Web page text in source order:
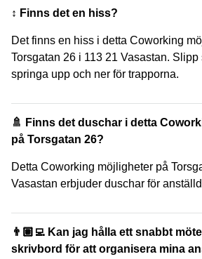
↕️ Finns det en hiss?
Det finns en hiss i detta Coworking
Torsgatan 26 i 113 21 Vasastan. Slipp
springa upp och ner för trapporna.
🚿 Finns det duschar i detta
på Torsgatan 26?
Detta Coworking möjligheter på
Vasastan erbjuder duschar för
👨🏽‍💻 Kan jag hålla ett snabbt
skrivbord för att organisera mina